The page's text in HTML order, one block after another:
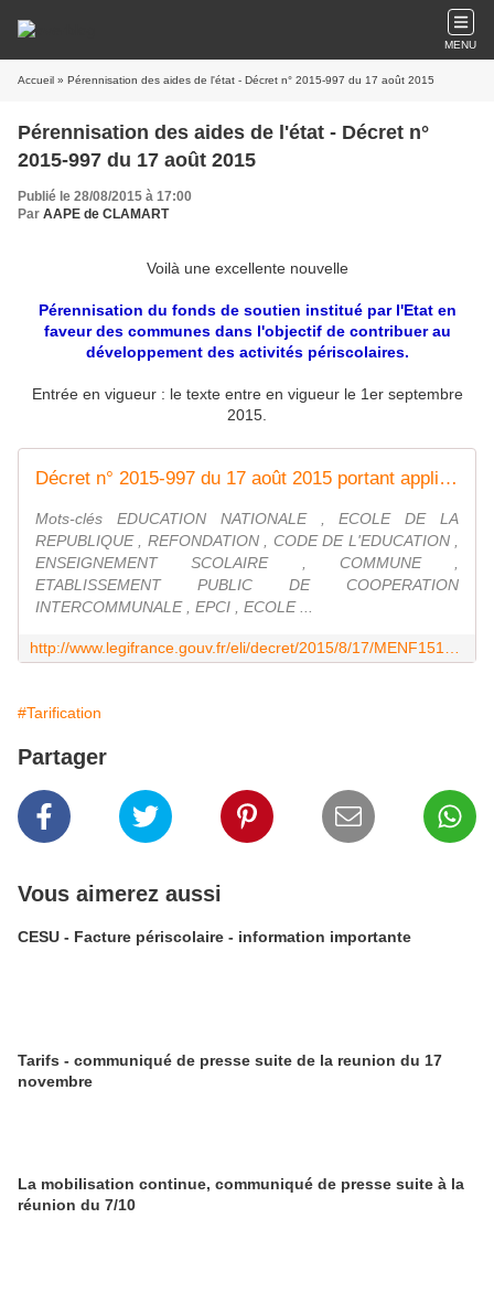
MENU
Accueil » Pérennisation des aides de l'état - Décret n° 2015-997 du 17 août 2015
Pérennisation des aides de l'état - Décret n°
2015-997 du 17 août 2015
Publié le 28/08/2015 à 17:00
Par AAPE de CLAMART
Voilà une excellente nouvelle
Pérennisation du fonds de soutien institué par l'Etat en
faveur des communes dans l'objectif de contribuer au
développement des activités périscolaires.
Entrée en vigueur : le texte entre en vigueur le 1er septembre
2015.
Décret n° 2015-997 du 17 août 2015 portant application de l'article 32 de la loi n° 2014-891 du 8 août 2014 de finances rectificative pour 2014 | Legifrance
Mots-clés EDUCATION NATIONALE , ECOLE DE LA
REPUBLIQUE , REFONDATION , CODE DE L'EDUCATION ,
ENSEIGNEMENT SCOLAIRE , COMMUNE ,
ETABLISSEMENT PUBLIC DE COOPERATION
INTERCOMMUNALE , EPCI , ECOLE ...
#Tarification
Partager
Vous aimerez aussi
CESU - Facture périscolaire - information importante
Tarifs - communiqué de presse suite de la reunion du 17
novembre
La mobilisation continue, communiqué de presse suite à la
réunion du 7/10